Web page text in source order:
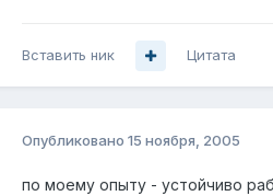
Вставить ник Цитата
Опубликовано 15 ноября, 2005
по моему опыту - устойчиво